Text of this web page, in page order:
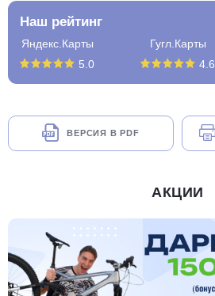
Наш рейтинг
Яндекс.Карты
5.0
Гугл.Карты
4.6
ВЕРСИЯ В PDF
АКЦИИ